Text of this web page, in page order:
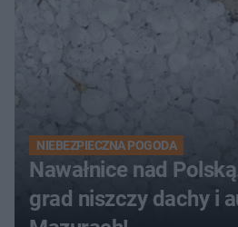
NIEBEZPIECZNA POGODA
Nawałnice nad
grad niszczy dachy i